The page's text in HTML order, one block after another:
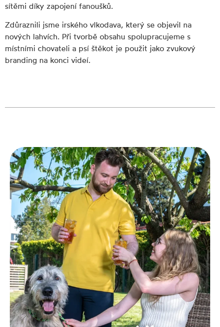
sítěmi díky zapojení fanoušků.
Zdůraznili jsme irského vlkodava, který se objevil na
nových lahvích. Při tvorbě obsahu spolupracujeme s
místními chovateli a psí štěkot je použit jako zvukový
branding na konci videí.